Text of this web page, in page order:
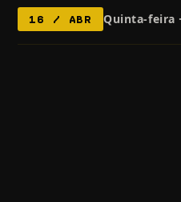
16 / ABR Quinta-feira